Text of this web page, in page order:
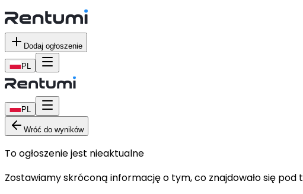
Dodaj ogłoszenie
PL
PL
Wróć do wyników
To ogłoszenie jest nieaktualne
Zostawiamy skróconą informację o tym, co znajdowało się